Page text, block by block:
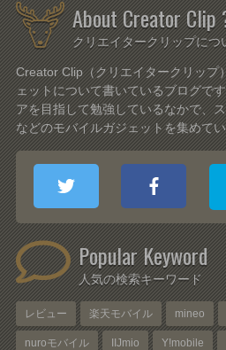
About Creator Clip
クリエイタークリップにつ
Creator Clip（クリエイタークリップ
ェットについて書いているブログで
アを目指して勉強しているなかで、
などのモバイルガジェットを集めてい
Popular Keyword
人気の検索キーワード
レビュー 楽天モバイル mineo
nuroモバイル IIJmio Y!mobile